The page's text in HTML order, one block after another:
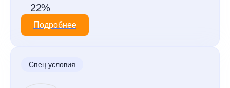
22%
Подробнее
Спец условия